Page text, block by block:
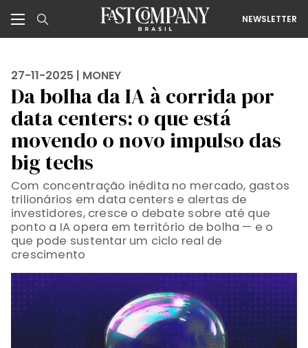
NEWSLETTER
27-11-2025 | MONEY
Da bolha da IA à corrida por
data centers: o que está
movendo o novo impulso das
big techs
Com concentração inédita no mercado, gastos
trilionários em data centers e alertas de
investidores, cresce o debate sobre até que
ponto a IA opera em território de bolha — e o
que pode sustentar um ciclo real de
crescimento